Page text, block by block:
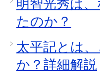
明智光秀は
たのか？
太平記とは
か？詳細解説